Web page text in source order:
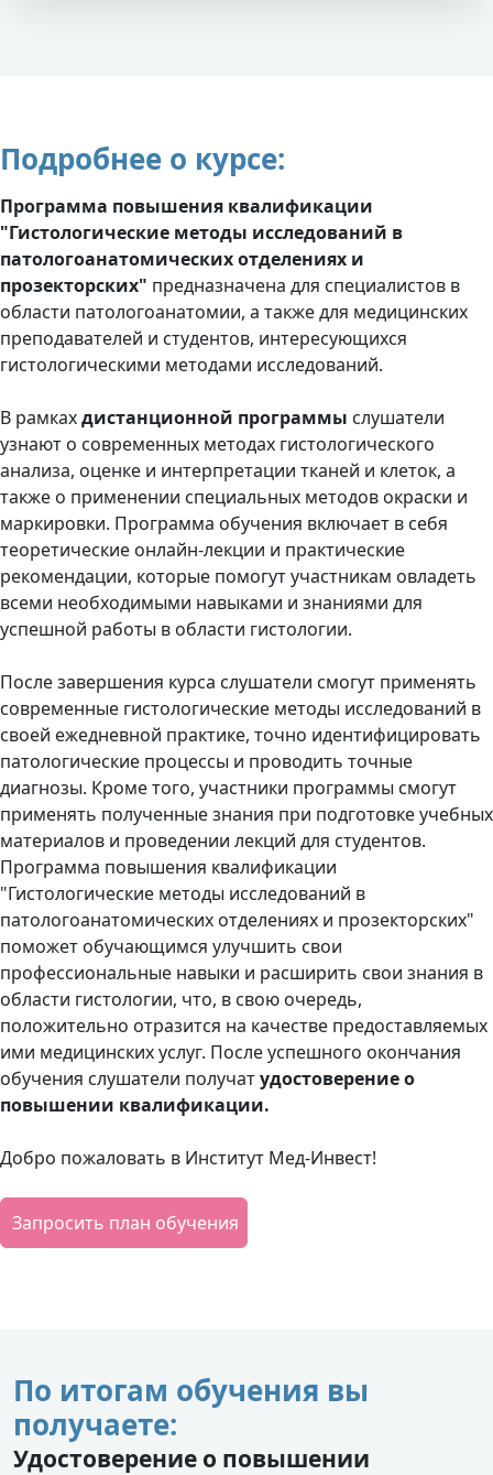
Подробнее о курсе:
Программа повышения квалификации
"Гистологические методы исследований в
патологоанатомических отделениях и
прозекторских" предназначена для специалистов в
области патологоанатомии, а также для медицинских
преподавателей и студентов, интересующихся
гистологическими методами исследований.
В рамкахдистанционной программы слушатели
узнают о современных методах гистологического
анализа, оценке и интерпретации тканей и клеток, а
также о применении специальных методов окраски и
маркировки. Программа обучения включает в себя
теоретические онлайн-лекции и практические
рекомендации, которые помогут участникам овладеть
всеми необходимыми навыками и знаниями для
успешной работы в области гистологии.
После завершения курса слушатели смогут применять
современные гистологические методы исследований в
своей ежедневной практике, точно идентифицировать
патологические процессы и проводить точные
диагнозы. Кроме того, участники программы смогут
применять полученные знания при подготовке учебных
материалов и проведении лекций для студентов.
Программа повышения квалификации
"Гистологические методы исследований в
патологоанатомических отделениях и прозекторских"
поможет обучающимся улучшить свои
профессиональные навыки и расширить свои знания в
области гистологии, что, в свою очередь,
положительно отразится на качестве предоставляемых
ими медицинских услуг. После успешного окончания
обучения слушатели получатудостоверение о
повышении квалификации.
Добро пожаловать в Институт Мед-Инвест!
Запросить план обучения
По итогам обучения вы
получаете:
Удостоверение о повышении